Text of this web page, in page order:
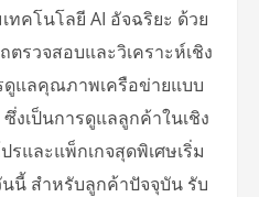
ทคโนโลยี AI อัจฉริยะ ด้วย
รวจสอบและวิเคราะห์เชิง
ดูแลคุณภาพเครือข่ายแบบ
งเป็นการดูแลลูกค้าในเชิง
และแพ็กเกจสุดพิเศษเริ่ม
นนี้ สำหรับลูกค้าปัจจุบัน รับ